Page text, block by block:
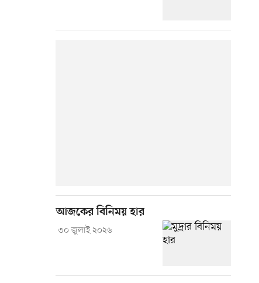
আজকের বিনিময় হার
৩০ জুলাই ২০২৬